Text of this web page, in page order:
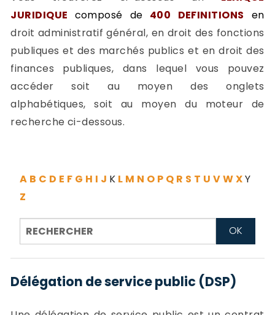
JURIDIQUE composé de 400 DEFINITIONS
en
droit administratif général, en droit des fonctions
publiques et des marchés publics et en droit des
finances publiques, dans lequel vous pouvez
accéder soit au moyen des onglets
alphabétiques, soit au moyen du moteur de
recherche ci-dessous.
A B C D E F G H I J K L M N O P Q R S T U VWXY
Z
Délégation de service public (DSP)